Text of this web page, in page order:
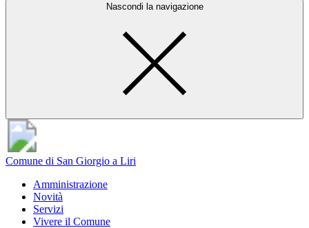
Nascondi la navigazione
Comune di San Giorgio a Liri
Amministrazione
Novità
Servizi
Vivere il Comune